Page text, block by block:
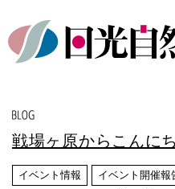
戦場ヶ原からこんに
イベント情報 イベント開催報